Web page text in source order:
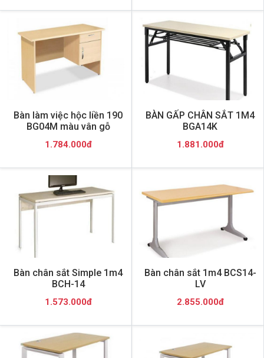
Bàn làm việc hộc liền 190
BG04M màu vân gỗ
1.784.000đ
BÀN GẤP CHÂN SẮT 1M4
BGA14K
1.881.000đ
Bàn chân sắt Simple 1m4
BCH-14
1.573.000đ
Bàn chân sắt 1m4 BCS14-
LV
2.855.000đ